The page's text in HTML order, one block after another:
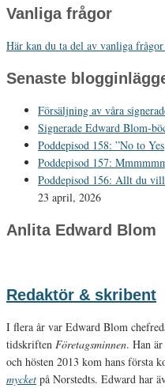
Vanliga frågor
Här kan du ta del av vanliga
Senaste
Försäljning av våra
Signerade Edward Blom-
Poddepisod 158: ”No to
Poddepisod 157:
Poddepisod 156: Allt du
23 april, 2026
Anlita Edward Blom
Redaktör & skribent
I flera år var Edward Blom
tidskriften Företagsminnen. Han
och hösten 2013 kom hans första
mycket på Norstedts. Edward har